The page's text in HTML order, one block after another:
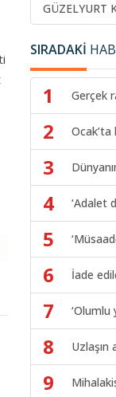
GÜZELYURT
SIRADAKİ
1 Gerçek
2 Ocak’ta
3
4 ‘Adalet
5
6 İade
7 ‘Olumlu
8 Uzlaşın
9